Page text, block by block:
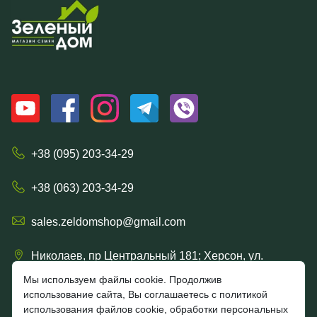
+38 (095) 203-34-29
+38 (063) 203-34-29
sales.zeldomshop@gmail.com
Николаев, пр Центральный 181; Херсон, ул.
Мы используем файлы cookie. Продолжив
использование сайта, Вы соглашаетесь с политикой
использования файлов cookie, обработки персональных